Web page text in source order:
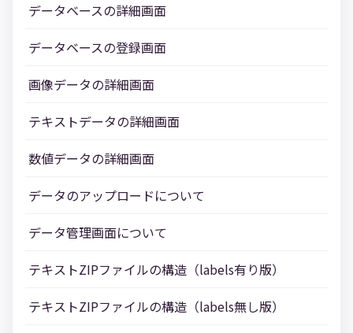
データベースの詳細画面
データベースの登録画面
画像データの詳細画面
テキストデータの詳細画面
数値データの詳細画面
データのアップロードについて
データ管理画面について
テキストZIPファイルの構造（labels有り版）
テキストZIPファイルの構造（labels無し版）